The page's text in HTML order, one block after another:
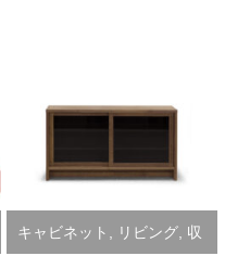
キャビネット リビング 収